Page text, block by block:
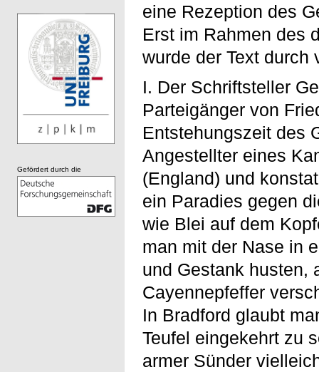
eine Rezeption des
Erst im Rahmen des
wurde der Text durch
I. Der Schriftsteller
Parteigänger von
Entstehungszeit des
Angestellter eines
(England) und
ein Paradies gegen
wie Blei auf dem
man mit der Nase in
und Gestank husten,
Cayennepfeffer
In Bradford glaubt
Teufel eingekehrt zu
armer Sünder
Gefördert durch die